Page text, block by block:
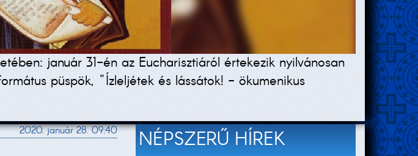
január 31-én az Eucharisztiáról értekezik nyilvánosan
püspök, "Ízleljétek és lássátok! - ökumenikus
2020. január 28. 09:40 NÉPSZERŰ HÍREK